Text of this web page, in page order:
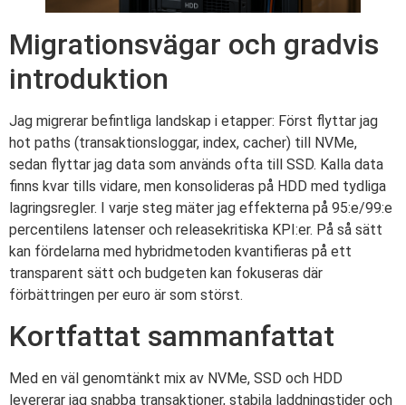
Migrationsvägar och gradvis
introduktion
Jag migrerar befintliga landskap i etapper: Först flyttar jag
hot paths (transaktionsloggar, index, cacher) till NVMe,
sedan flyttar jag data som används ofta till SSD. Kalla data
finns kvar tills vidare, men konsolideras på HDD med tydliga
lagringsregler. I varje steg mäter jag effekterna på 95:e/99:e
percentilens latenser och releasekritiska KPI:er. På så sätt
kan fördelarna med hybridmetoden kvantifieras på ett
transparent sätt och budgeten kan fokuseras där
förbättringen per euro är som störst.
Kortfattat sammanfattat
Med en väl genomtänkt mix av NVMe, SSD och HDD
levererar jag snabba transaktioner, stabila laddningstider och